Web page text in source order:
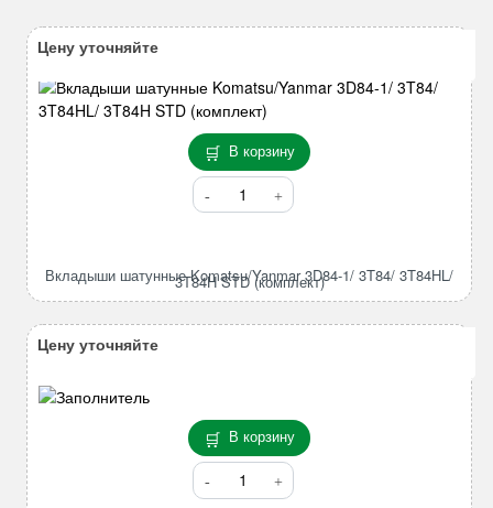
В корзину
Количество
товара
Komatsu/Yanmar
3D84-
1/
STD
(комплект)
Вкладыши шатунные Komatsu/Yanmar 3D84-1/ 3T84/ 3T84HL/
3T84H STD (комплект)
Цену уточняйте
В корзину
Количество
товара
Цену уточняйте